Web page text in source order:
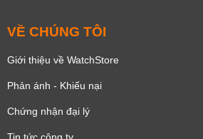
VỀ CHÚNG TÔI
Giới thiệu về WatchStore
Phản ánh - Khiếu nại
Chứng nhận đại lý
Tin tức công ty